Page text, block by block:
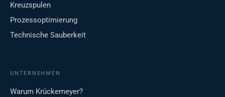
Kreuzspulen
Prozessoptimierung
Technische Sauberkeit
UNTERNEHMEN
Warum Krückemeyer?